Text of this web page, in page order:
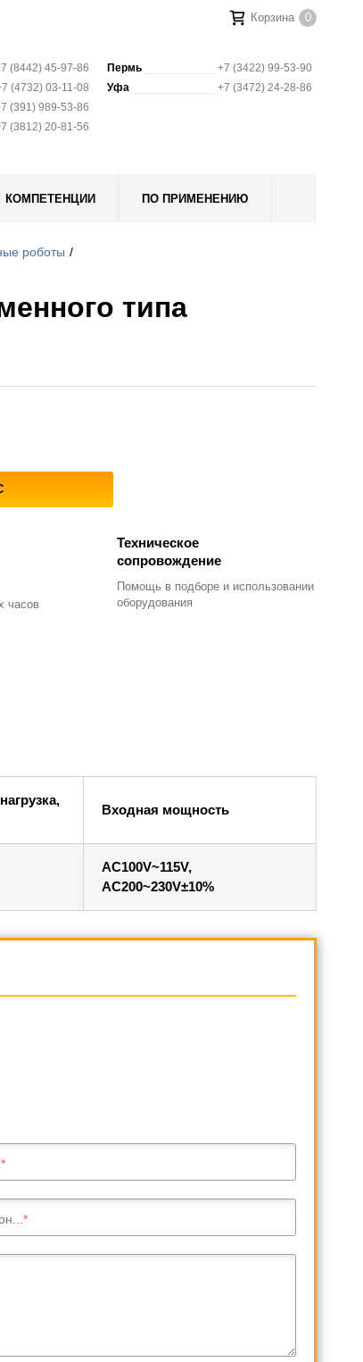
Корзина 0
(8442) 45-97-86
(4732) 03-11-08
(391) 989-53-86
(3812) 20-81-56
Пермь
+7 (3422) 99-53-90
Уфа
+7 (3472) 24-28-86
КОМПЕТЕНЦИИ ПО ПРИМЕНЕНИЮ
роботы
типа
часов
Техническое
сопровождение
Помощь в подбореи использовании
оборудования
Входная мощность
AC100V~115V,
AC200~230V±10%